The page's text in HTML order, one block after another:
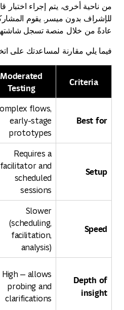
من ناحية أخرى، يتم إجراء اختبار
للإشراف بدون ميسر. يقوم
عادةً من خلال منصة تسجل
فيما يلي مقارنة لمساعدتك على
Criteria
Moderated
Testing
Best for
flows,
early-stage
prototypes
Setup
Requires a
facilitator and
scheduled
sessions
Speed
Slower
(scheduling,
facilitation,
analysis)
Depth of
insight
High — allows
probing and
clarifications